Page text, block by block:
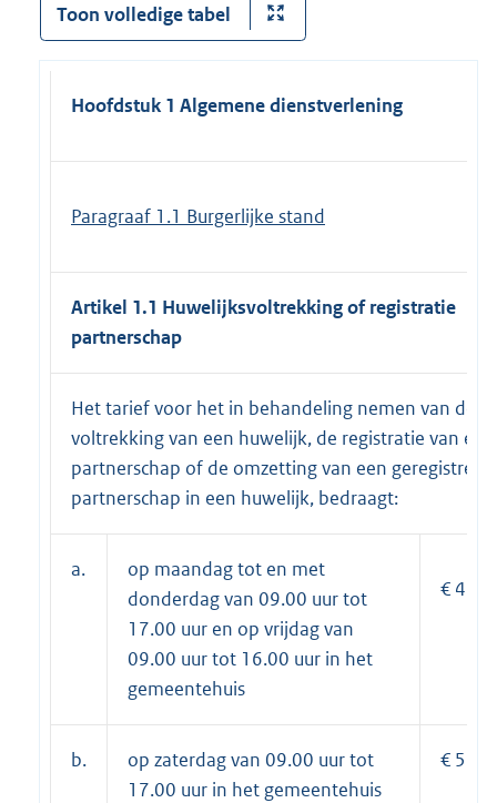
Toon volledige tabel
Hoofdstuk 1 Algemene dienstverlening
Paragraaf 1.1 Burgerlijke stand
Artikel 1.1 Huwelijksvoltrekking of registratie
partnerschap
Het tarief voor het in behandeling nemen van de
voltrekking van een huwelijk, de registratie van een
partnerschap of de omzetting van een
partnerschap in een huwelijk, bedraagt:
a.
op maandag tot en met
donderdag van 09.00 uur tot
17.00 uur en op vrijdag van
09.00 uur tot 16.00 uur in het
gemeentehuis
€
b.
op zaterdag van 09.00 uur tot
17.00 uur in het gemeentehuis
€